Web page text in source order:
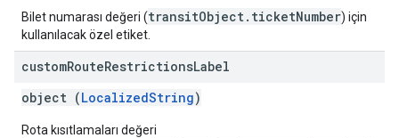
Bilet numarası değeri (transitObject.ticketNumber) için
kullanılacak özel etiket.
customRouteRestrictionsLabel
object (LocalizedString)
Rota kısıtlamaları değeri